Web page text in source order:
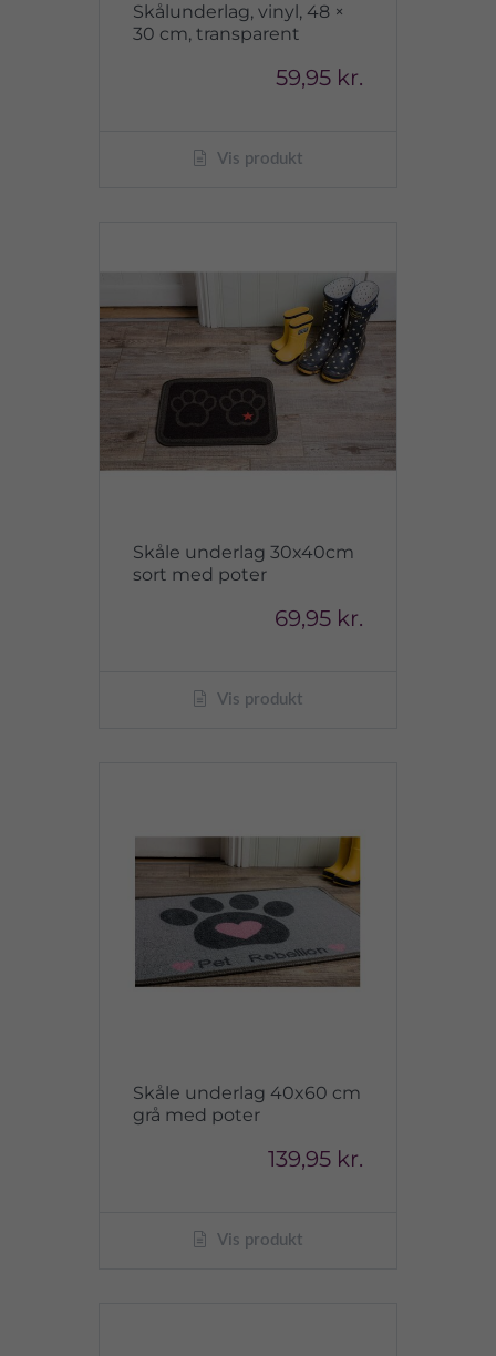
Skålunderlag, vinyl, 48 ×
30 cm, transparent
59,95 kr.
Vis produkt
Skåle underlag 30x40cm
sort med poter
69,95 kr.
Vis produkt
Skåle underlag 40x60 cm
grå med poter
139,95 kr.
Vis produkt